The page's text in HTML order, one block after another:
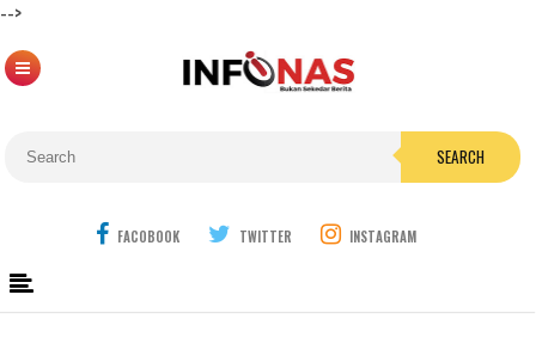
-->
SEARCH
FACOBOOK TWITTER INSTAGRAM